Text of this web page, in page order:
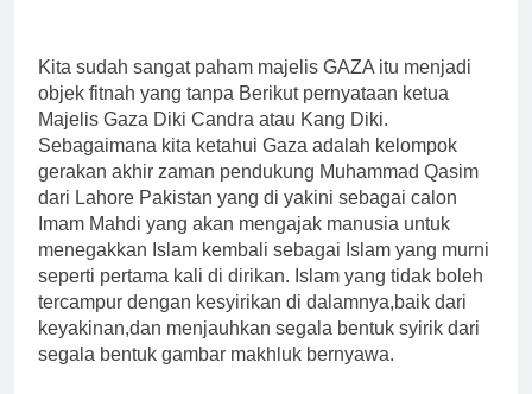
Masalah Tertutup dari
Mayoritas Manusia,
Kemuliaannya Jauh dari Apa
yang Tampak
3 Hari Ago
Ketika Istikharah Dijawab
Lewat Wajah (kang Diki) :
Isyarat Petunjuk Melalui
Jalan Hati
3 Hari Ago
Cahaya dari Timur: Isyarat
Kebangkitan Islam Dimulai
dari Arah Timur
4 Hari Ago
Isyarat Kebangkitan :
Indonesia &
Malaysia akan
Menjadi Sebab
Rahmat Allah ﷻ
4 Hari Ago
Kita sudah sangat paham majelis GAZA itu menjadi
objek fitnah yang tanpa Berikut pernyataan ketua
Majelis Gaza Diki Candra atau Kang Diki.
Sebagaimana kita ketahui Gaza adalah kelompok
gerakan akhir zaman pendukung Muhammad Qasim
dari Lahore Pakistan yang di yakini sebagai calon
Imam Mahdi yang akan mengajak manusia untuk
menegakkan Islam kembali sebagai Islam yang murni
seperti pertama kali di dirikan. Islam yang tidak boleh
tercampur dengan kesyirikan di dalamnya,baik dari
keyakinan,dan menjauhkan segala bentuk syirik dari
segala bentuk gambar makhluk bernyawa.